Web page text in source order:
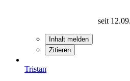
seit
Inhalt melden
Zitieren
Tristan